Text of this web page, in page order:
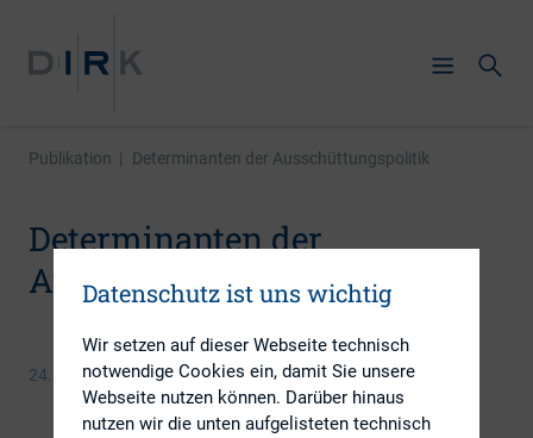
Publikation | Determinanten der Ausschüttungspolitik
Determinanten der
Ausschüttungspolitik
24. September 2013
Datenschutz ist uns wichtig
Wir setzen auf dieser Webseite technisch
notwendige Cookies ein, damit Sie unsere
Webseite nutzen können. Darüber hinaus
nutzen wir die unten aufgelisteten technisch